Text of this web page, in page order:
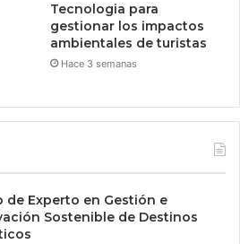
Tecnologia para
gestionar los impactos
ambientales de turistas
Hace 3 semanas
de Experto en Gestión e
Sostenible de Destinos